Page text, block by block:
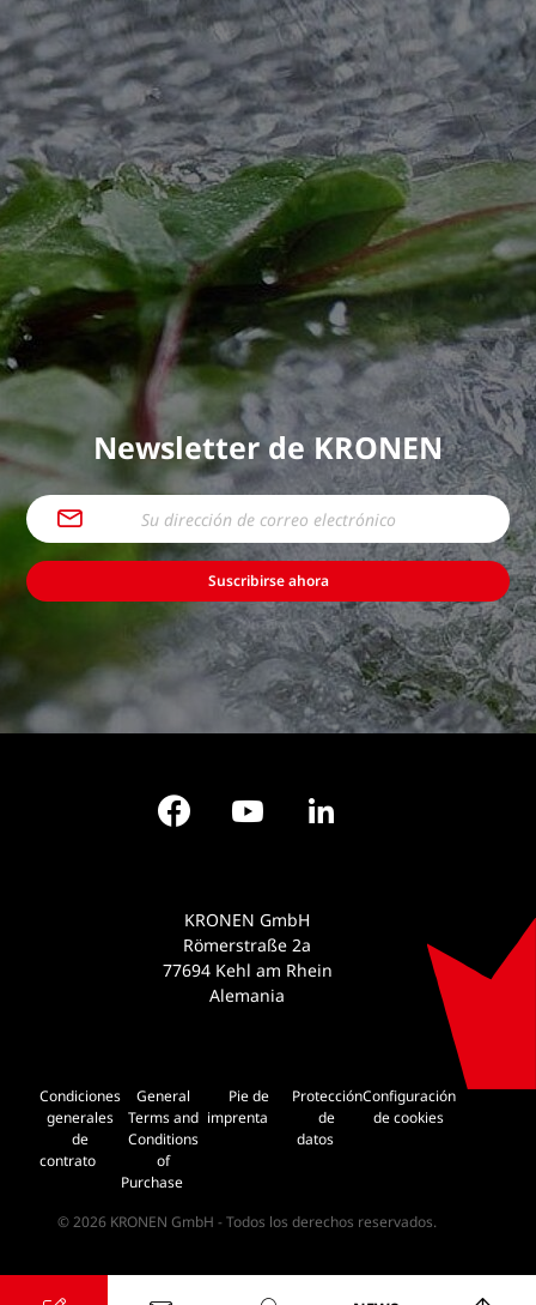
Newsletter de KRONEN
Suscribirse ahora
FacebookYouTube
Condiciones
generales
de
contrato
General
Terms and
Conditions
of
Purchase
Pie de
imprenta
Protección
de
datos
Configuración
de cookies
© 2026 KRONEN GmbH - Todos los derechos reservados.
KRONEN GmbH
Römerstraße 2a
77694 Kehl am Rhein
Alemania